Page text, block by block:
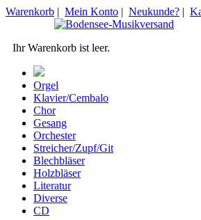
Warenkorb | Mein Konto | Neukunde? |
Ihr Warenkorb ist leer.
Orgel
Klavier/Cembalo
Chor
Gesang
Orchester
Streicher/Zupf/Git
Blechbläser
Holzbläser
Literatur
Diverse
CD